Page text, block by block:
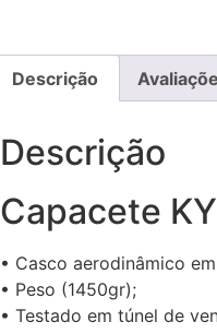
Descrição
Descrição
Capacete
• Casco aerodinâmico
• Peso (1450gr);
• Testado em túnel de